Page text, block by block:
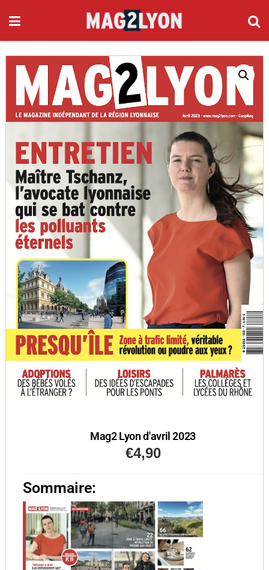
Mag2 Lyon d'avril 2023
€4,90
Sommaire: